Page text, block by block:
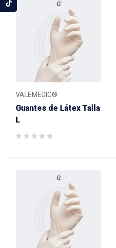
VALEMEDIC®
Guantes de Látex Talla
L